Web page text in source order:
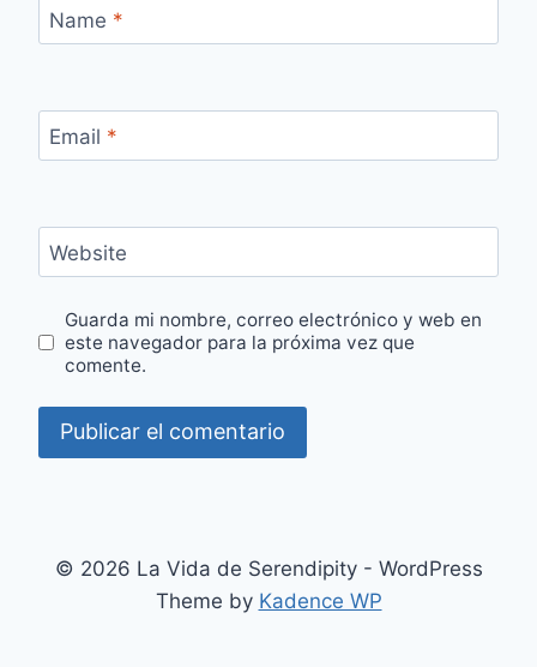
Name *
Email *
Website
Guarda mi nombre, correo electrónico y web en
este navegador para la próxima vez que
comente.
© 2026 La Vida de Serendipity - WordPress
Theme by Kadence WP